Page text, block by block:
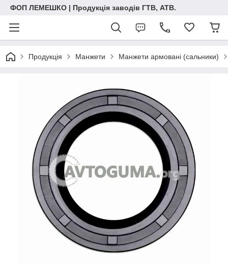
ФОП ЛЕМЕШКО | Продукція заводів ГТВ, АТВ.
Продукція Манжети Манжети армовані (сальники)